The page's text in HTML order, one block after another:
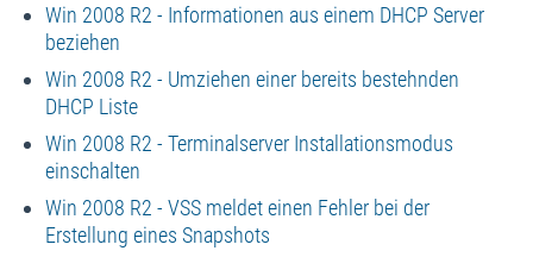
Win 2008 R2 - Informationen aus einem DHCP Server
beziehen
Win 2008 R2 - Umziehen einer bereits bestehnden
DHCP Liste
Win 2008 R2 - Terminalserver Installationsmodus
einschalten
Win 2008 R2 - VSS meldet einen Fehler bei der
Erstellung eines Snapshots